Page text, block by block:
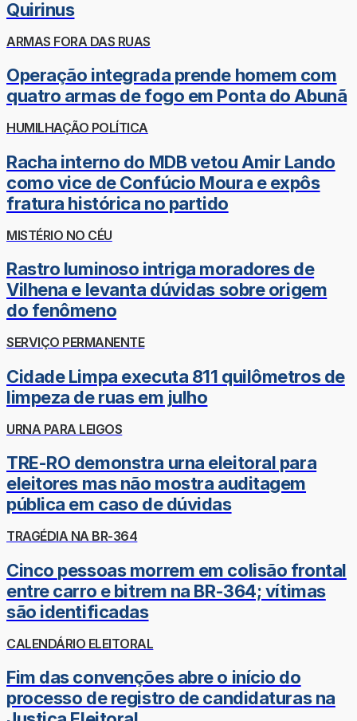
Quirinus
ARMAS FORA DAS RUAS
Operação integrada prende homem com
quatro armas de fogo em Ponta do Abunã
HUMILHAÇÃO POLÍTICA
Racha interno do MDB vetou Amir Lando
como vice de Confúcio Moura e expôs
fratura histórica no partido
MISTÉRIO NO CÉU
Rastro luminoso intriga moradores de
Vilhena e levanta dúvidas sobre origem
do fenômeno
SERVIÇO PERMANENTE
Cidade Limpa executa 811 quilômetros de
limpeza de ruas em julho
URNA PARA LEIGOS
TRE-RO demonstra urna eleitoral para
eleitores mas não mostra auditagem
pública em caso de dúvidas
TRAGÉDIA NA BR-364
Cinco pessoas morrem em colisão frontal
entre carro e bitrem na BR-364; vítimas
são identificadas
CALENDÁRIO ELEITORAL
Fim das convenções abre o início do
processo de registro de candidaturas na